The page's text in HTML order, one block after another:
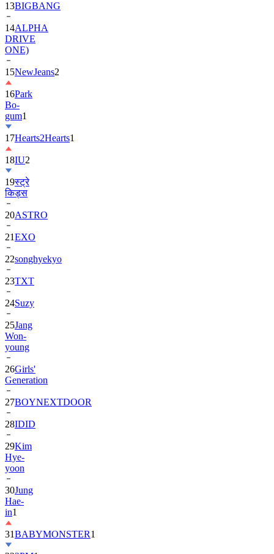
14ALPHA
DRIVE
ONE)
15NewJeans
16Park
Bo-
gum1
17Hearts2Hearts
18IU2
19स्ट्रे
किड्स
20ASTRO
21EXO
22songhyekyo
23TXT
24Suzy
25Jang
Won-
young
26Girls'
Generation
27BOYNEXTDOOR
28IDID
29Kim
Hye-
yoon
30Jung
Hae-
in1
31BABYMONSTER
322PM1